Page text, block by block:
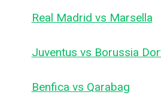
Real Madrid vs Marsella
Juventus vs Borussia
Benfica vs Qarabag